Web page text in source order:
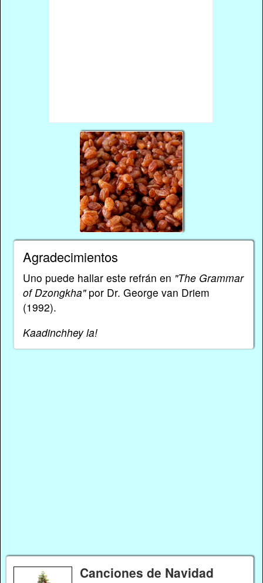
Agradecimientos
Uno puede hallar este refrán en "The Grammar
of Dzongkha"por Dr. George van Driem
(1992).
Kaadinchhey la!
Canciones de Navidad